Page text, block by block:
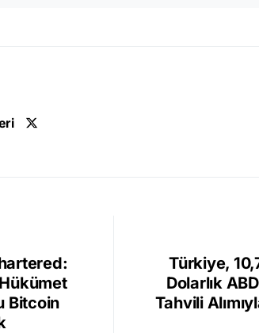
Bitcoin
Türkiye,
Dolarlık
Tahvili